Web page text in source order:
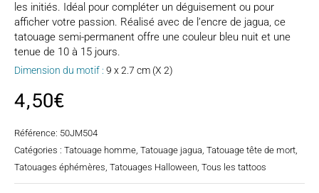
les initiés. Idéal pour compléter un déguisement ou pour
afficher votre passion. Réalisé avec de l’encre de jagua, ce
tatouage semi-permanent offre une couleur bleu nuit et une
tenue de 10 à 15 jours.
Dimension du motif : 9 x 2.7 cm (X 2)
4,50€
Référence: 50JM504
Catégories : Tatouage homme, Tatouage jagua, Tatouage tête de mort,
Tatouages éphémères, Tatouages Halloween, Tous les tattoos